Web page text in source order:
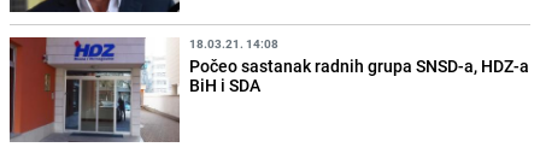
18.03.21. 14:08
Počeo sastanak radnih grupa SNSD-a, HDZ-a
BiH i SDA